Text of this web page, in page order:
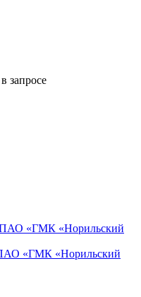
запросе
ПАО «ГМК «Норильский
«ГМК «Норильский